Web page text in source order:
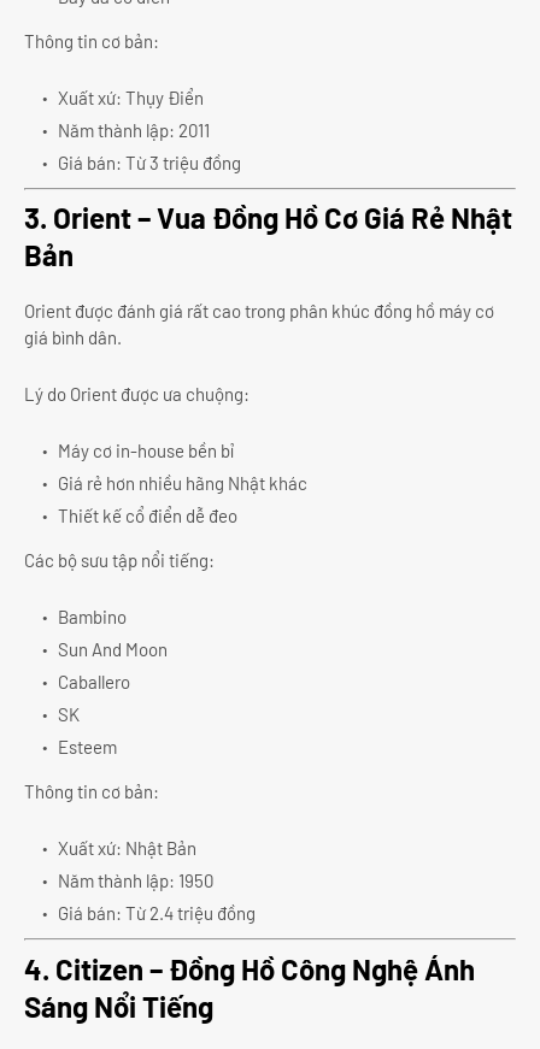
Thông tin cơ bản:
Xuất xứ: Thụy Điển
Năm thành lập: 2011
Giá bán: Từ 3 triệu đồng
3. Orient – Vua Đồng Hồ Cơ Giá Rẻ Nhật
Bản
Orient được đánh giá rất cao trong phân khúc đồng hồ máy cơ
giá bình dân.
Lý do Orient được ưa chuộng:
Máy cơ in-house bền bỉ
Giá rẻ hơn nhiều hãng Nhật khác
Thiết kế cổ điển dễ đeo
Các bộ sưu tập nổi tiếng:
Bambino
Sun And Moon
Caballero
SK
Esteem
Thông tin cơ bản:
Xuất xứ: Nhật Bản
Năm thành lập: 1950
Giá bán: Từ 2.4 triệu đồng
4. Citizen – Đồng Hồ Công Nghệ Ánh
Sáng Nổi Tiếng